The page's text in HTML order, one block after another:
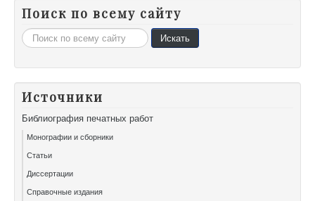
Поиск по всему сайту
Искать... Искать
Источники
Библиография печатных работ
Монографии и сборники
Статьи
Диссертации
Справочные издания